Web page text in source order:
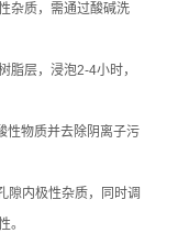
杂质，需通过酸碱洗
层，浸泡2-4小时，
物质并去除阴离子污
内极性杂质，同时调
。